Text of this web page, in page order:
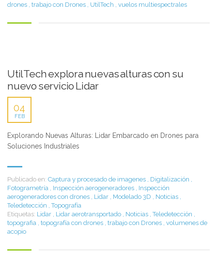
drones , trabajo con Drones , UtilTech , vuelos multiespectrales
UtilTech explora nuevas alturas con su
nuevo servicio Lidar
04
FEB
Explorando Nuevas Alturas: Lidar Embarcado en Drones para
Soluciones Industriales
Publicado en: Captura y procesado de imagenes , Digitalización ,
Fotogrametría , Inspección aerogeneradores , Inspección
aerogeneradores con drones , Lidar , Modelado 3D , Noticias ,
Teledetección , Topografía
Etiquetas: Lidar , Lidar aerotransportado , Noticias , Teledetección ,
topografia , topografía con drones , trabajo con Drones , volumenes de
acopio